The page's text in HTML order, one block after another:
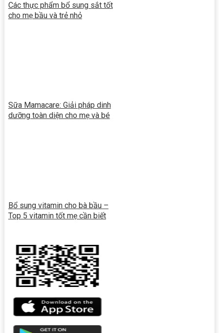
Các thực phẩm bổ sung sắt tốt
cho mẹ bầu và trẻ nhỏ
Sữa Mamacare: Giải pháp dinh
dưỡng toàn diện cho mẹ và bé
Bổ sung vitamin cho bà bầu –
Top 5 vitamin tốt mẹ cần biết